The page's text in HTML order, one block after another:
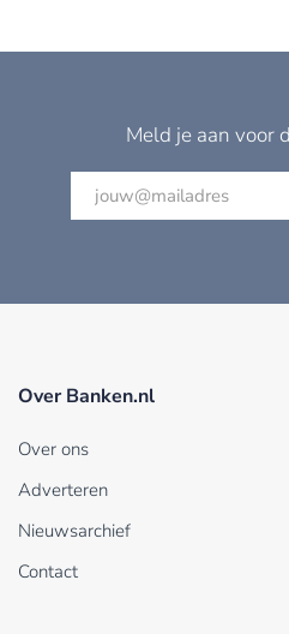
Meld je aan voor
Over Banken.nl
Over ons
Adverteren
Nieuwsarchief
Contact